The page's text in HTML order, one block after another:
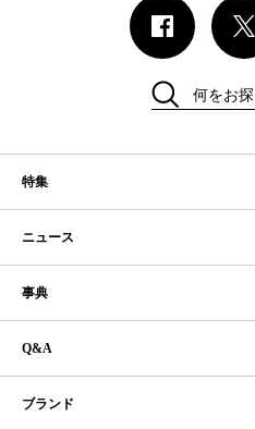
特集
ニュース
事典
Q&A
ブランド
何をお